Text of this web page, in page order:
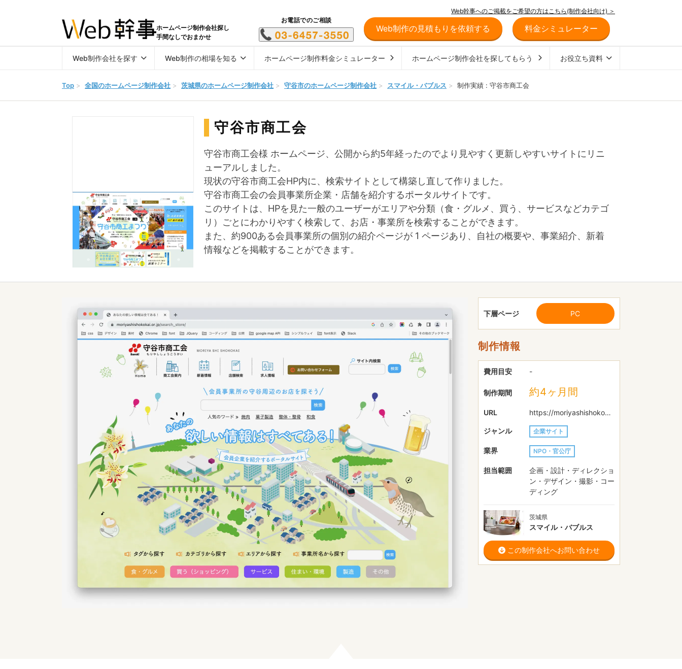
ホームページ制作会社探し
手間なしでおまかせ
Web幹事へのご掲載をご希望の方はこちら(制作会社向け) ＞
お電話でのご相談
Web制作の見積もりを依頼する 料金シミュレーター
Web制作会社を探す Web制作の相場を知る ホームページ制作料金シミュレーター ホームページ制作会社を探してもらう お役立ち資料
Top > 全国のホームページ制作会社 > 茨城県のホームページ制作会社 > 守谷市のホームページ制作会社 > スマイル・バブルス > 制作実績 : 守谷市商工会
守谷市商工会
守谷市商工会様 ホームページ、公開から約5年経ったのでより見やすく更新しやすいサイトにリニ
ューアルしました。
現状の守谷市商工会HP内に、検索サイトとして構築し直して作りました。
守谷市商工会の会員事業所企業・店舗を紹介するポータルサイトです。
このサイトは、HPを見た一般のユーザーがエリアや分類（食・グルメ、買う、サービスなどカテゴ
リ）ごとにわかりやすく検索して、お店・事業所を検索することができます。
また、約900ある会員事業所の個別の紹介ページが 1 ページあり、自社の概要や、事業紹介、新着
情報などを掲載することができます。
下層ページ PC
制作情報
費用目安 -
制作期間 約4ヶ月間
URL https://moriyashishokokai.or.jp
ジャンル 企業サイト
業界 NPO・官公庁
担当範囲
企画・設計・ディレクショ
ン・デザイン・撮影・コー
ディング
茨城県
スマイル・バブルス
この制作会社へお問い合わせ